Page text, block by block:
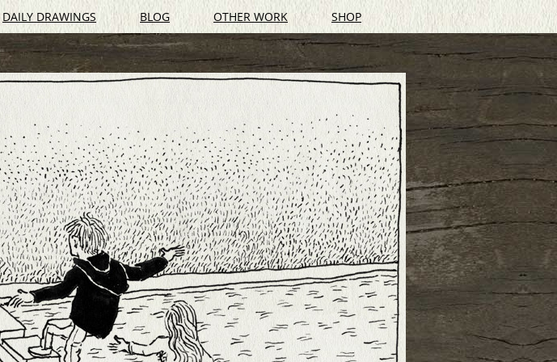
DAILY DRAWINGS BLOG OTHER WORK SHOP